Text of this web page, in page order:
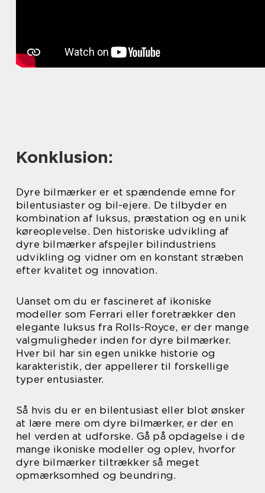
Konklusion:
Dyre bilmærker er et spændende emne for
bilentusiaster og bil-ejere. De tilbyder en
kombination af luksus, præstation og en unik
køreoplevelse. Den historiske udvikling af
dyre bilmærker afspejler bilindustriens
udvikling og vidner om en konstant stræben
efter kvalitet og innovation.
Uanset om du er fascineret af ikoniske
modeller som Ferrari eller foretrækker den
elegante luksus fra Rolls-Royce, er der mange
valgmuligheder inden for dyre bilmærker.
Hver bil har sin egen unikke historie og
karakteristik, der appellerer til forskellige
typer entusiaster.
Så hvis du er en bilentusiast eller blot ønsker
at lære mere om dyre bilmærker, er der en
hel verden at udforske. Gå på opdagelse i de
mange ikoniske modeller og oplev, hvorfor
dyre bilmærker tiltrækker så meget
opmærksomhed og beundring.